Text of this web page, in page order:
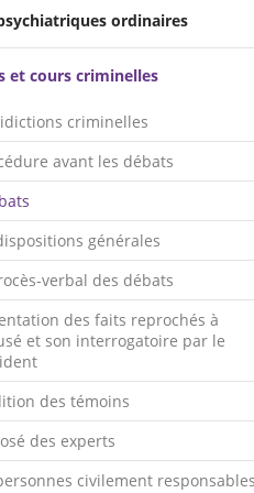
ordinaires
et cours criminelles
criminelles
avant les débats
générales
verbal des débats
des faits reprochés à
et son interrogatoire par le
des témoins
des experts
civilement